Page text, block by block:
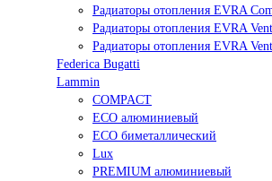
Радиаторы отопления EVRA
Радиаторы отопления EVRA
Радиаторы отопления EVRA
Federica Bugatti
Lammin
COMPACT
ECO алюминиевый
ECO биметаллический
Lux
PREMIUM алюминиевый